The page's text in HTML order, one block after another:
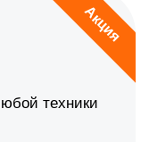
Акция
техники